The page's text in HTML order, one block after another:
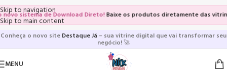
Skip to navigation
Skip to main content
de Download Direto!Baixe os produtos diretamente das vitrines e
Conheça o novo site Destaque Já – sua vitrine digital que vai transformar seu
negócio!🚀
MENU